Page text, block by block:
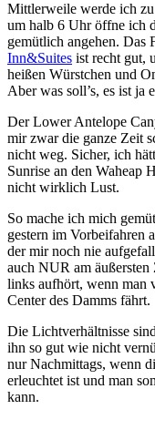
Mittlerweile werde ich
um halb 6 Uhr öffne ich
gemütlich angehen. Das
Inn&Suites ist recht gut,
heißen Würstchen und
Aber was soll’s, es ist
Der Lower Antelope
mir zwar die ganze Zeit
nicht weg. Sicher, ich
Sunrise an den Waheap
nicht wirklich Lust.
So mache ich mich
gestern im Vorbeifahren
der mir noch nie
auch NUR am
links aufhört, wenn man
Center des Damms fährt.
Die Lichtverhältnisse
ihn so gut wie nicht
nur Nachmittags, wenn
erleuchtet ist und man
kann.